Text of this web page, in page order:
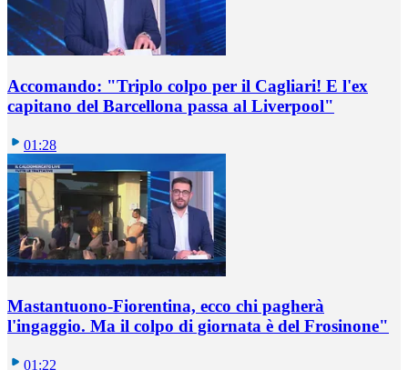
Accomando: "Triplo colpo per il Cagliari! E l'ex
capitano del Barcellona passa al Liverpool"
01:28
Mastantuono-Fiorentina, ecco chi pagherà
l'ingaggio. Ma il colpo di giornata è del Frosinone"
01:22